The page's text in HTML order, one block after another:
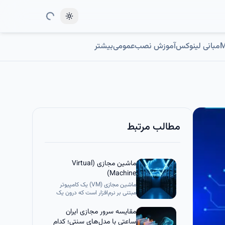
Toggle theme
مبانی لینوکسآموزش نصبعمومیبیشتر
مطالب مرتبط
ماشین مجازی (Virtual
Machine)
ماشین مجازی (VM) یک کامپیوتر
مبتنی بر نرم‌افزار است که درون یک
یک محیط ایزوله با سیستم‌عامل و
برنامه‌های اختصاصی خود ایجاد
مقایسه سرور مجازی ایران
ساعتی با مدل‌های سنتی؛ کدام